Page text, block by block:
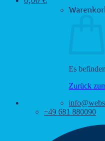
Es
Zurück
+49 681 880090